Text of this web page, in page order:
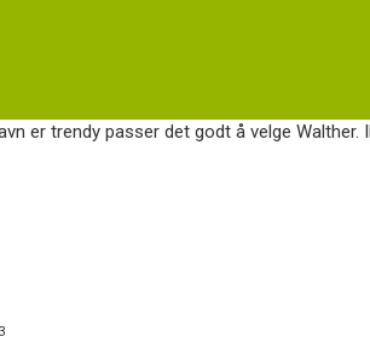
er trendy passer det godt å velge